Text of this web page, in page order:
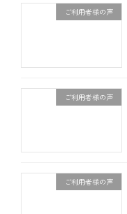
ご利用者様の声
ご利用者様の声
ご利用者様の声